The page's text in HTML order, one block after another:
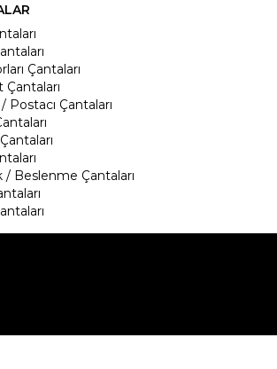
Çantaları
Çantaları
Postacı Çantaları
/ Beslenme Çantaları